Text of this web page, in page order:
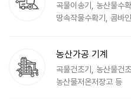
곡물이송기, 농산물수
땅속작물수확기, 콤바
농산가공 기계
곡물건조기, 농산물건
농산물저온저장고 등